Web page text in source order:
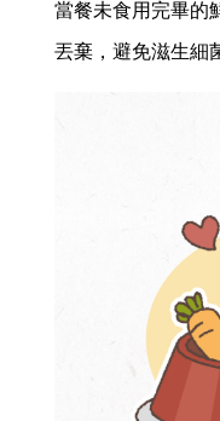
當餐未食用完畢的
丟棄，避免滋生細